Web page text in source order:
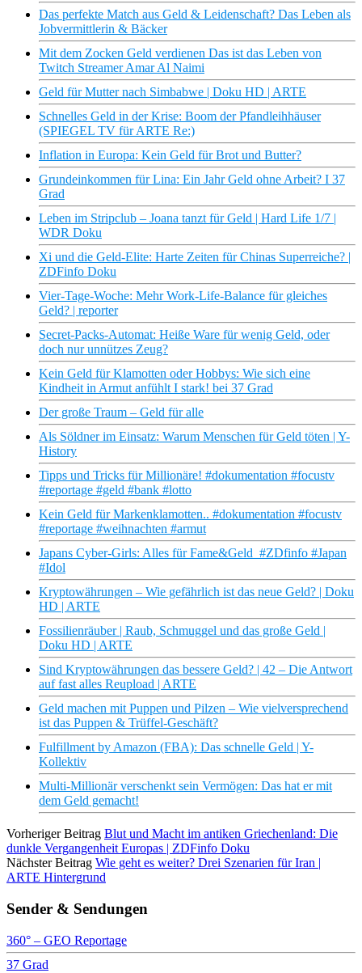
Das perfekte Match aus Geld & Leidenschaft? Das Leben als
Jobvermittlerin & Bäcker
Mit dem Zocken Geld verdienen Das ist das Leben von
Twitch Streamer Amar Al Naimi
Geld für Mutter nach Simbabwe | Doku HD | ARTE
Schnelles Geld in der Krise: Boom der Pfandleihhäuser
(SPIEGEL TV für ARTE Re:)
Inflation in Europa: Kein Geld für Brot und Butter?
Grundeinkommen für Lina: Ein Jahr Geld ohne Arbeit? I 37
Grad
Leben im Stripclub – Joana tanzt für Geld | Hard Life 1/7 |
WDR Doku
Xi und die Geld-Elite: Harte Zeiten für Chinas Superreiche? |
ZDFinfo Doku
Vier-Tage-Woche: Mehr Work-Life-Balance für gleiches
Geld? | reporter
Secret-Packs-Automat: Heiße Ware für wenig Geld, oder
doch nur unnützes Zeug?
Kein Geld für Klamotten oder Hobbys: Wie sich eine
Kindheit in Armut anfühlt I stark! bei 37 Grad
Der große Traum – Geld für alle
Als Söldner im Einsatz: Warum Menschen für Geld töten | Y-
History
Tipps und Tricks für Millionäre! #dokumentation #focustv
#reportage #geld #bank #lotto
Kein Geld für Markenklamotten.. #dokumentation #focustv
#reportage #weihnachten #armut
Japans Cyber-Girls: Alles für Fame&Geld #ZDfinfo #Japan
#Idol
Kryptowährungen – Wie gefährlich ist das neue Geld? | Doku
HD | ARTE
Fossilienräuber | Raub, Schmuggel und das große Geld |
Doku HD | ARTE
Sind Kryptowährungen das bessere Geld? | 42 – Die Antwort
auf fast alles Reupload | ARTE
Geld machen mit Puppen und Pilzen – Wie vielversprechend
ist das Puppen & Trüffel-Geschäft?
Fulfillment by Amazon (FBA): Das schnelle Geld | Y-
Kollektiv
Multi-Millionär verschenkt sein Vermögen: Das hat er mit
dem Geld gemacht!
Vorheriger Beitrag Blut und Macht im antiken Griechenland: Die
dunkle Vergangenheit Europas | ZDFinfo Doku
Nächster Beitrag Wie geht es weiter? Drei Szenarien für Iran |
ARTE Hintergrund
Sender & Sendungen
360° – GEO Reportage
37 Grad